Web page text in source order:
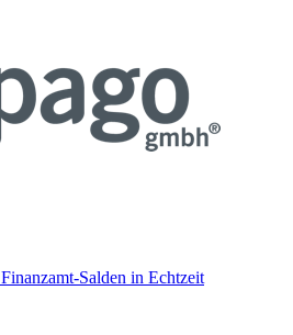
Finanzamt-Salden in Echtzeit